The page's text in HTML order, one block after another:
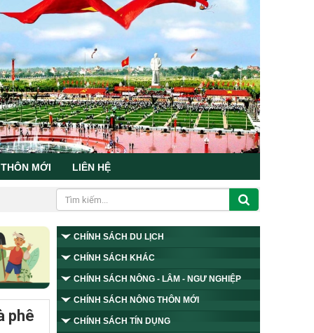
MỚI LIÊN HỆ
phê
CHÍNH SÁCH DU LỊCH
CHÍNH SÁCH KHÁC
CHÍNH SÁCH NÔNG - LÂM - NGƯ NGHIỆP
CHÍNH SÁCH NÔNG THÔN MỚI
CHÍNH SÁCH TÍN DỤNG